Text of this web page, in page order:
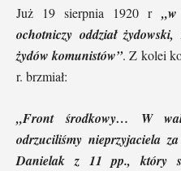
Już 19 sierpnia 1920 r
ochotniczy oddział
żydów komunistów”. Z kolei
r. brzmiał:
„Front środkowy… W
odrzuciliśmy nieprzyjaciela
Danielak z 11 pp., który